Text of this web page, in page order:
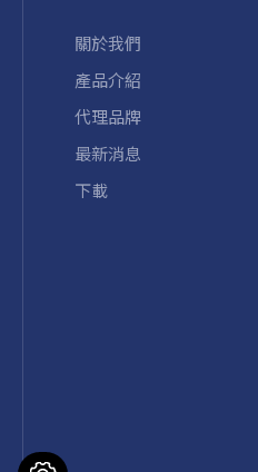
關於我們
產品介紹
代理品牌
最新消息
下載